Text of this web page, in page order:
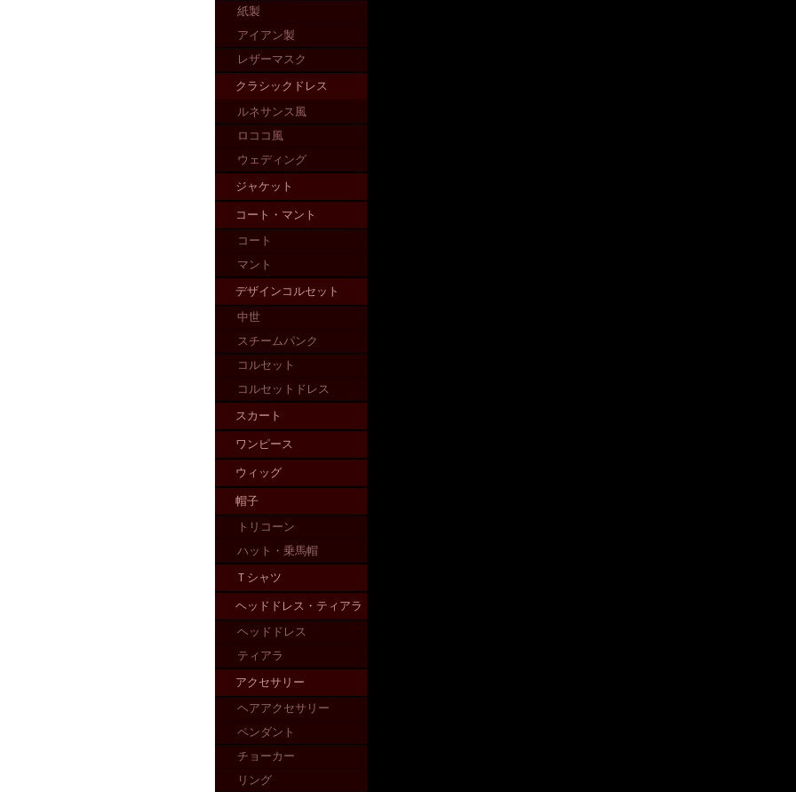
紙製
アイアン製
レザーマスク
クラシックドレス
ルネサンス風
ロココ風
ウェディング
ジャケット
コート・マント
コート
マント
デザインコルセット
中世
スチームパンク
コルセット
コルセットドレス
スカート
ワンピース
ウィッグ
帽子
トリコーン
ハット・乗馬帽
Ｔシャツ
ヘッドドレス・ティアラ
ヘッドドレス
ティアラ
アクセサリー
ヘアアクセサリー
ペンダント
チョーカー
リング